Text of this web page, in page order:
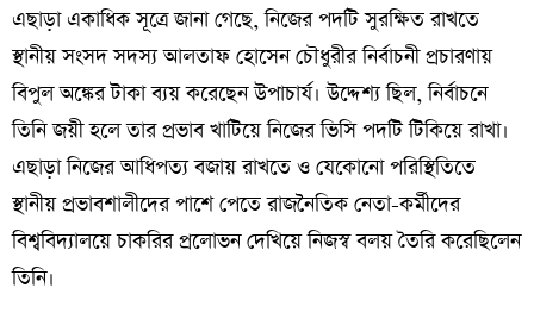
এছাড়া একাধিক সূত্রে জানা গেছে, নিজের পদটি সুরক্ষিত রাখতে
স্থানীয় সংসদ সদস্য আলতাফ হোসেন চৌধুরীর নির্বাচনী প্রচারণায়
বিপুল অঙ্কের টাকা ব্যয় করেছেন উপাচার্য। উদ্দেশ্য ছিল, নির্বাচনে
তিনি জয়ী হলে তার প্রভাব খাটিয়ে নিজের ভিসি পদটি টিকিয়ে রাখা।
এছাড়া নিজের আধিপত্য বজায় রাখতে ও যেকোনো পরিস্থিতিতে
স্থানীয় প্রভাবশালীদের পাশে পেতে রাজনৈতিক নেতা-কর্মীদের
বিশ্ববিদ্যালয়ে চাকরির প্রলোভন দেখিয়ে নিজস্ব বলয় তৈরি করেছিলেন
তিনি।